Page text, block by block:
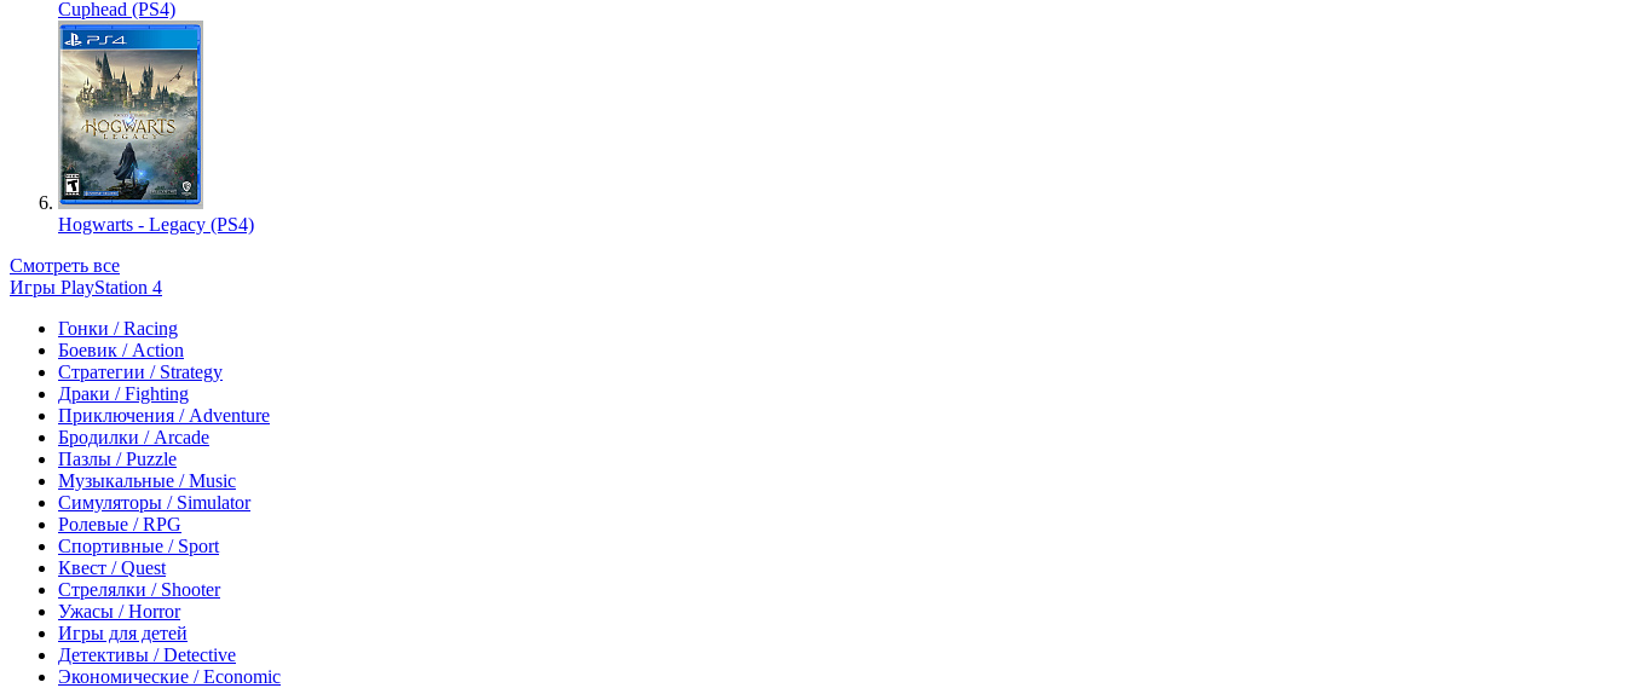
Cuphead (PS4)
Hogwarts - Legacy (PS4)
Смотреть все
Игры PlayStation 4
Гонки / Racing
Боевик / Action
Стратегии / Strategy
Драки / Fighting
Приключения / Adventure
Бродилки / Arcade
Пазлы / Puzzle
Музыкальные / Music
Симуляторы / Simulator
Ролевые / RPG
Спортивные / Sport
Квест / Quest
Стрелялки / Shooter
Ужасы / Horror
Игры для детей
Детективы / Detective
Экономические / Economic